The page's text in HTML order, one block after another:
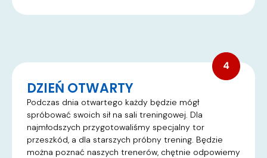
DZIEŃ OTWARTY
Podczas dnia otwartego każdy będzie mógł
spróbować swoich sił na sali treningowej. Dla
najmłodszych przygotowaliśmy specjalny tor
przeszkód, a dla starszych próbny trening. Będzie
można poznać naszych trenerów, chętnie odpowiemy